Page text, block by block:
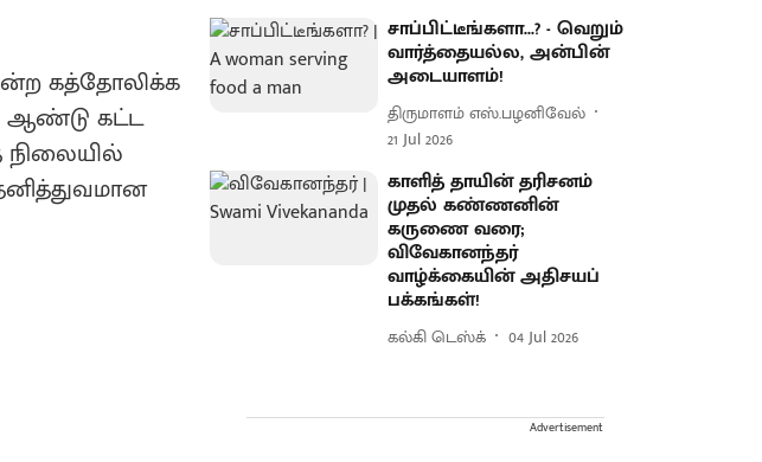
என்ற கத்தோலிக்க
ஆண்டு கட்ட
நிலையில்
சாப்பிட்டீங்களா...? - வெறும்
வார்த்தையல்ல, அன்பின்
அடையாளம்!
திருமாளம் எஸ்.பழனிவேல்
21 Jul 2026
காளித் தாயின் தரிசனம்
முதல் கண்ணனின்
கருணை வரை;
விவேகானந்தர்
வாழ்க்கையின் அதிசயப்
பக்கங்கள்!
கல்கி டெஸ்க் 04 Jul 2026
Advertisement